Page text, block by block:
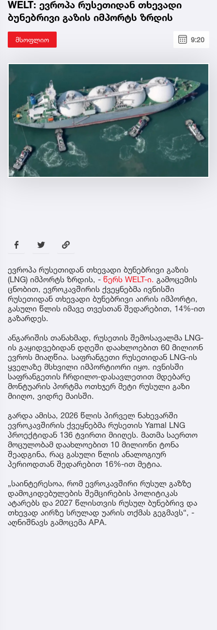
WELT: ევროპა რუსეთიდან თხევადი
ბუნებრივი გაზის იმპორტს ზრდის
მსოფლიო 9:20
ევროპა რუსეთიდან თხევადი ბუნებრივი გაზის
(LNG) იმპორტს ზრდის, - წერს WELT-ი. გამოცემის
ცნობით, ევროკავშირის ქვეყნებმა ივნისში
რუსეთიდან თხევადი ბუნებრივი აირის იმპორტი,
გასული წლის იმავე თვესთან შედარებით, 14%-ით
გაზარდეს.
ანგარიშის თანახმად, რუსეთის შემოსავალმა LNG-
ის გაყიდვებიდან დღეში დაახლოებით 60 მილიონ
ევროს მიაღწია. საფრანგეთი რუსეთიდან LNG-ის
ყველაზე მსხვილი იმპორტიორი იყო. ივნისში
საფრანგეთის ჩრდილო-დასავლეთით მდებარე
მონტუარის პორტმა ოთხჯერ მეტი რუსული გაზი
მიიღო, ვიდრე მაისში.
გარდა ამისა, 2026 წლის პირველ ნახევარში
ევროკავშირის ქვეყნებმა რუსეთის Yamal LNG
პროექტიდან 136 ტვირთი მიიღეს. მათმა საერთო
მოცულობამ დაახლოებით 10 მილიონი ტონა
შეადგინა, რაც გასული წლის ანალოგიურ
პერიოდთან შედარებით 16%-ით მეტია.
„საინტერესოა, რომ ევროკავშირი რუსულ გაზზე
დამოკიდებულების შემცირების პოლიტიკას
ატარებს და 2027 წლისთვის რუსულ ბუნებრივ და
თხევად აირზე სრულად უარის თქმას გეგმავს“, -
აღნიშნავს გამოცემა APA.